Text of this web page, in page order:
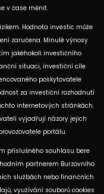
v čase měnit.
Hodnota investic může
zaručena. Minulé výnosy
jakéhokoli investičního
situaci, investiční cíle
poskytovatele
za investiční rozhodnutí
internetových stránkách.
vyjadřují názory jejich
portálu.
příslušného souhlasu bere
partnerem Burzovního
službách nebo finančních
využívání souborů cookies